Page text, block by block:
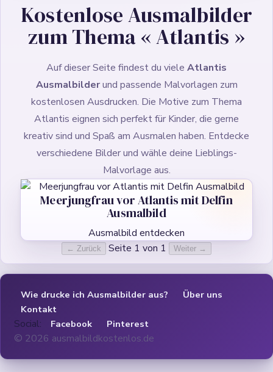
Kostenlose Ausmalbilder
zum Thema «Atlantis »
Auf dieser Seite findest du viele Atlantis
Ausmalbilderund passende Malvorlagen zum
kostenlosen Ausdrucken. Die Motive zum Thema
Atlantis eignen sich perfekt für Kinder, die gerne
kreativ sind und Spaß am Ausmalen haben. Entdecke
verschiedene Bilder und wähle deine Lieblings-
Malvorlage aus.
Meerjungfrau vor Atlantis mit Delfin
Ausmalbild
Ausmalbild entdecken
← Zurück Seite 1 von 1 Weiter →
Wie drucke ich Ausmalbilder aus?
Über uns
Kontakt
Social: Facebook Pinterest
© 2026 ausmalbildkostenlos.de